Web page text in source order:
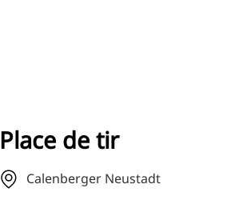
Place de tir
Calenberger Neustadt